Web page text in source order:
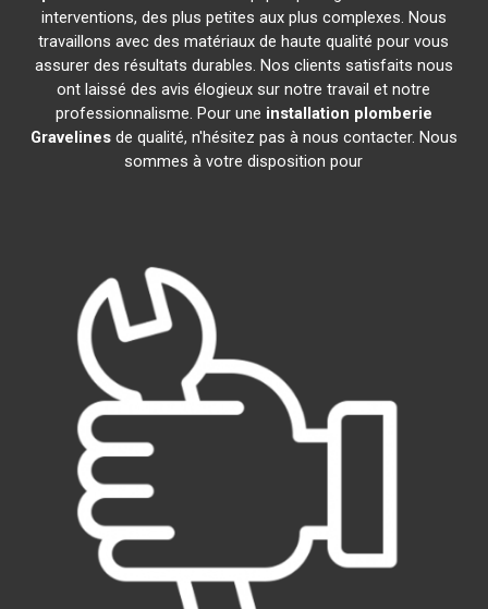
interventions, des plus petites aux plus complexes. Nous
travaillons avec des matériaux de haute qualité pour vous
assurer des résultats durables. Nos clients satisfaits nous
ont laissé des avis élogieux sur notre travail et notre
professionnalisme. Pour une installation plomberie
Gravelinesde qualité, n'hésitez pas à nous contacter. Nous
sommes à votre disposition pour